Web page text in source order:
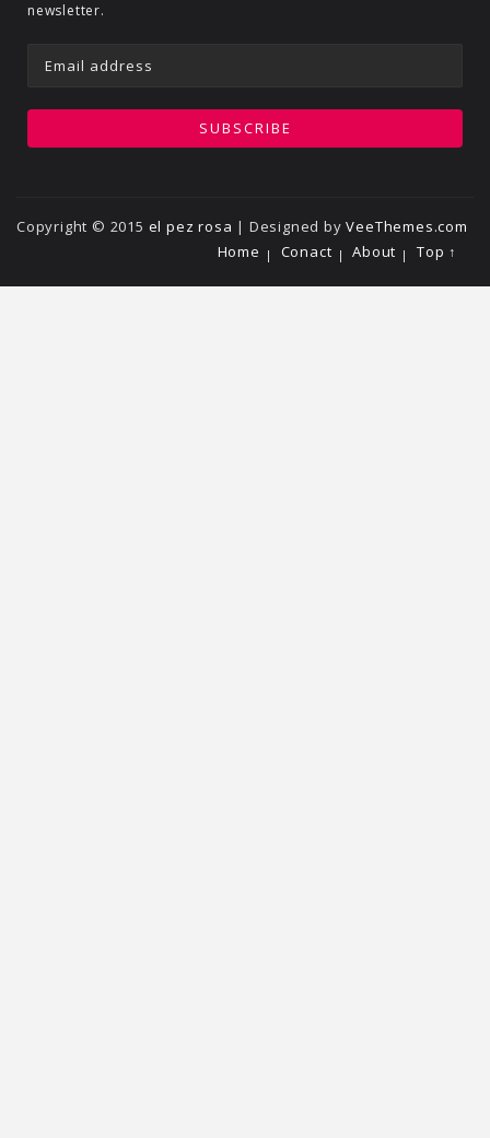
newsletter.
Copyright © 2015 el pez rosa | Designed byVeeThemes.com
Home
Conact About Top ↑